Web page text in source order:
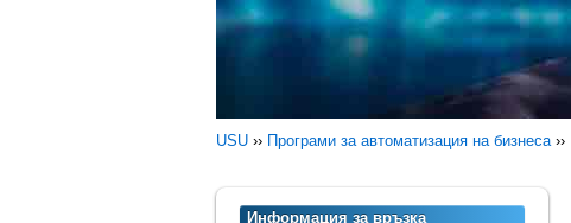
USU ›› Програми за автоматизация на бизнеса››
Информация за връзка